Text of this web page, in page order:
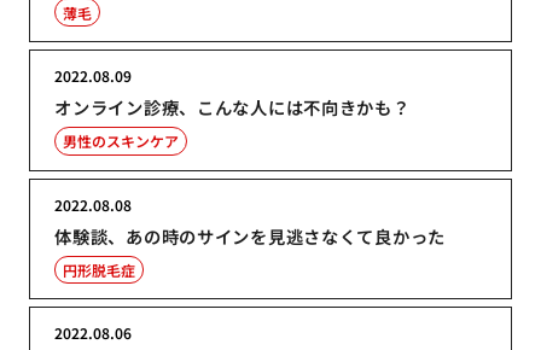
薄毛
オンライン診療、こんな人には不向きかも？
2022.08.09
男性のスキンケア
体験談、あの時のサインを見逃さなくて良かった
2022.08.08
円形脱毛症
2022.08.06